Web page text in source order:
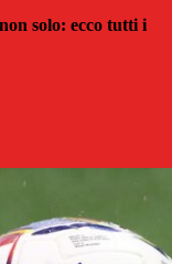
solo: ecco tutti i